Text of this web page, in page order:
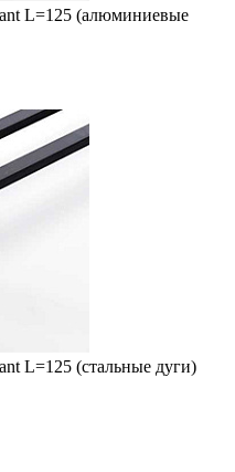
L=125 (алюминиевые
L=125 (стальные дуги)